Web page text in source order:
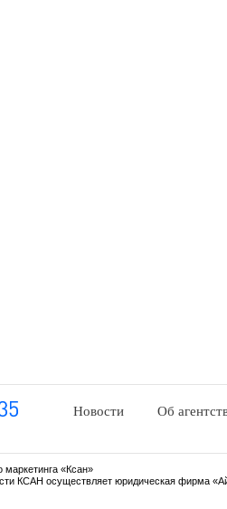
Новости Об
маркетинга «Ксан»
КСАН осуществляет юридическая фирма